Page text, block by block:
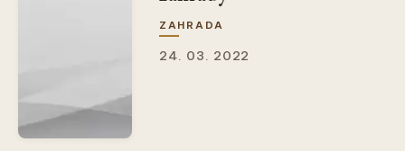
ZAHRADA
24. 03. 2022